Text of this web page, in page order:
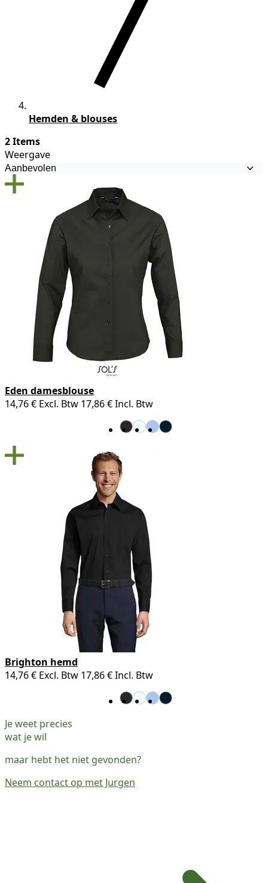
Hemden & blouses
2 Items
Weergave
Eden damesblouse
14,76 € Excl. Btw 17,86 €Incl. Btw
Brighton hemd
14,76 € Excl. Btw 17,86 €Incl. Btw
Je weet precies
wat je wil
maar hebt het niet gevonden?
Neem contact op met Jurgen